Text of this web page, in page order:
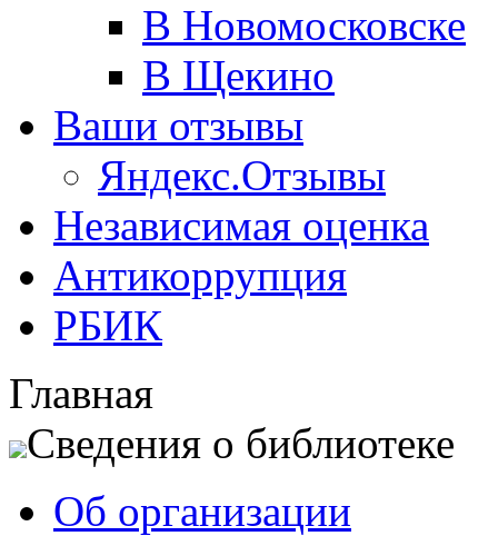
В Новомосковске
В Щекино
Ваши отзывы
Яндекс.Отзывы
Независимая оценка
Антикоррупция
РБИК
Главная
Сведения о библиотеке
Об организации